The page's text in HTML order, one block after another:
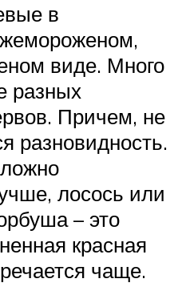
в
виде. Много
разных
Причем, не
разновидность.
лосось или
– это
красная
чаще.